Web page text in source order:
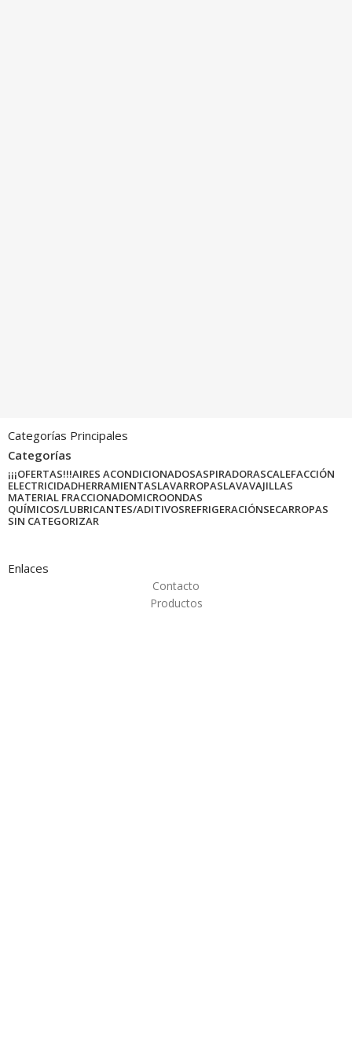
Categorías Principales
Categorías
¡¡¡OFERTAS!!!AIRES ACONDICIONADOSASPIRADORASCALEFACCIÓN
ELECTRICIDADHERRAMIENTASLAVARROPASLAVAVAJILLAS
MATERIAL FRACCIONADOMICROONDAS
QUÍMICOS/LUBRICANTES/ADITIVOSREFRIGERACIÓNSECARROPAS
SIN CATEGORIZAR
Enlaces
Contacto
Productos